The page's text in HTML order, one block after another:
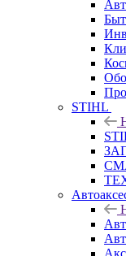
STIHL